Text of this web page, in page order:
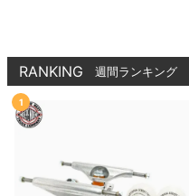
RANKING 週間ランキング
1